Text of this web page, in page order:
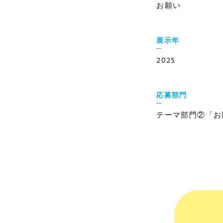
お願い
展示年
2025
応募部門
テーマ部門②「